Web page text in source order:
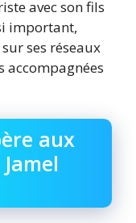
avec son fils
important,
ses réseaux
accompagnées
aux